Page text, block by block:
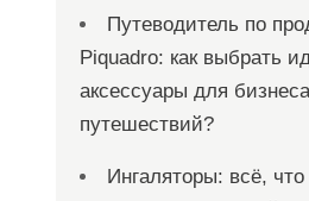
Путеводитель по
Piquadro: как выбрать
аксессуары для
путешествий?
Ингаляторы: всё,